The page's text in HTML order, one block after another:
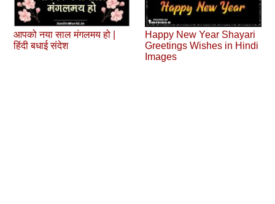
आपको नया साल मंगलमय हो |
हिंदी बधाई संदेश
Happy New Year Shayari
Greetings Wishes in Hindi
Images